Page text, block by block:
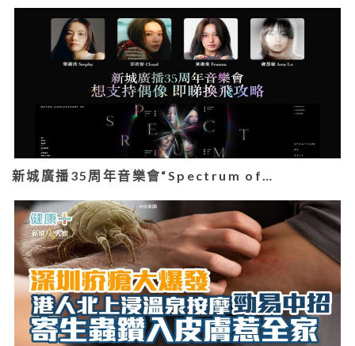
新城廣播35周年音樂會“Spectrum of…